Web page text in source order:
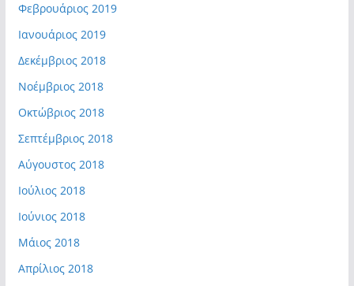
Φεβρουάριος 2019
Ιανουάριος 2019
Δεκέμβριος 2018
Νοέμβριος 2018
Οκτώβριος 2018
Σεπτέμβριος 2018
Αύγουστος 2018
Ιούλιος 2018
Ιούνιος 2018
Μάιος 2018
Απρίλιος 2018